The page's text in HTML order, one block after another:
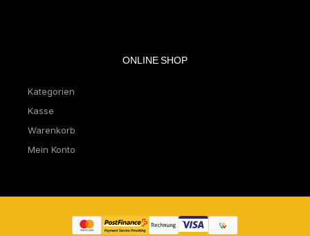
ONLINE SHOP
Kategorien
Kasse
Warenkorb
Mein Konto